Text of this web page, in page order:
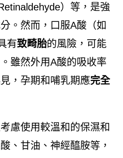
）等，是強
。然而，口服A酸（如
有致畸胎的風險，可能
雖然外用A酸的吸收率
，孕期和哺乳期應完全
慮使用較溫和的保濕和
、甘油、神經醯胺等，